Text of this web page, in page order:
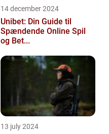
14 december 2024
Unibet: Din Guide til
Spændende Online Spil
og Bet...
13 july 2024